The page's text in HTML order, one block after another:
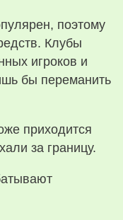
поэтому
Клубы
игроков и
бы переманить
приходится
за границу.